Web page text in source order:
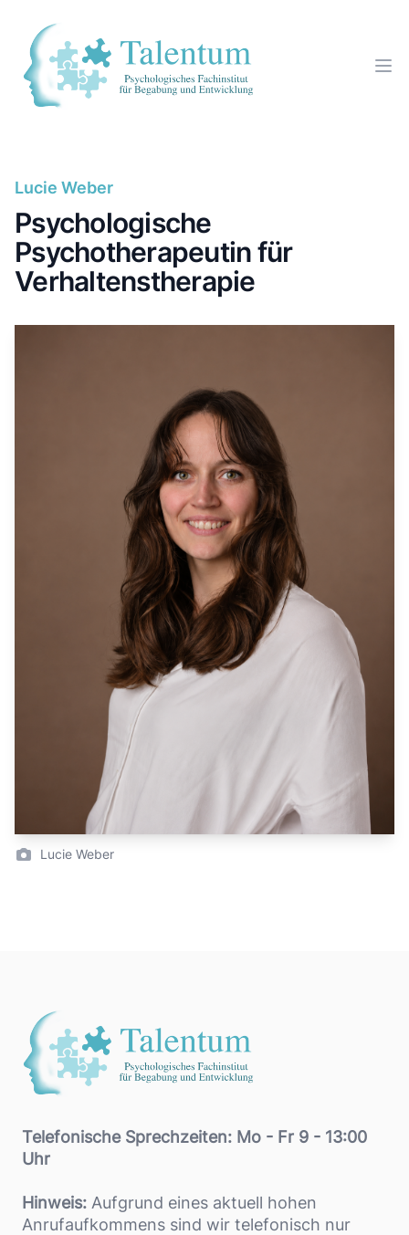
Lucie Weber
Psychologische
Psychotherapeutin für
Verhaltenstherapie
Lucie Weber
Telefonische Sprechzeiten: Mo - Fr 9 - 13:00
Uhr
Hinweis: Aufgrund eines aktuell hohen
Anrufaufkommens sind wir telefonisch nur